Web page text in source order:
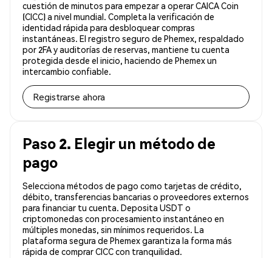
cuestión de minutos para empezar a operar CAICA Coin
(CICC) a nivel mundial. Completa la verificación de
identidad rápida para desbloquear compras
instantáneas. El registro seguro de Phemex, respaldado
por 2FA y auditorías de reservas, mantiene tu cuenta
protegida desde el inicio, haciendo de Phemex un
intercambio confiable.
Registrarse ahora
Paso 2. Elegir un método de
pago
Selecciona métodos de pago como tarjetas de crédito,
débito, transferencias bancarias o proveedores externos
para financiar tu cuenta. Deposita USDT o
criptomonedas con procesamiento instantáneo en
múltiples monedas, sin mínimos requeridos. La
plataforma segura de Phemex garantiza la forma más
rápida de comprar CICC con tranquilidad.